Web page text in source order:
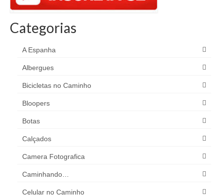
Categorias
A Espanha
Albergues
Bicicletas no Caminho
Bloopers
Botas
Calçados
Camera Fotografica
Caminhando…
Celular no Caminho